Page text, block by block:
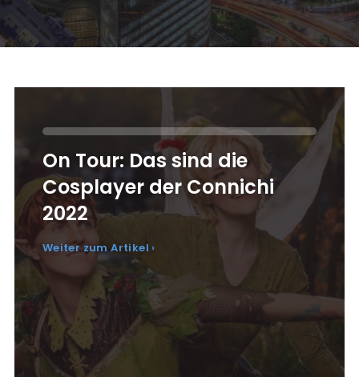
On Tour: Das sind die
Cosplayer der Connichi
2022
Weiter zum Artikel ›